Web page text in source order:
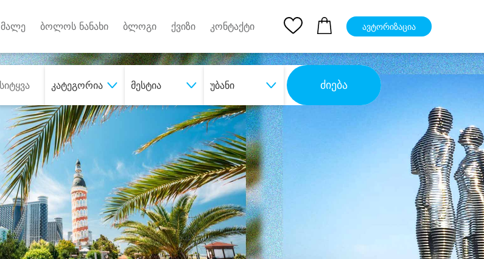
მალე ბოლოს ნანახი ბლოგი ქვიზი კონტაქტი ავტორიზაცია
კატეგორია მესტია უბანი ძიება
სასურველი მომსახურებადიდი დანაზოგით